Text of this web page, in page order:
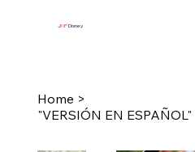
JNPDisney
Home >